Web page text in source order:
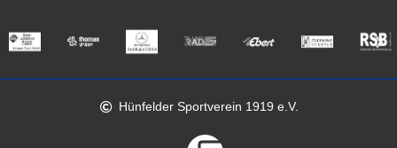
Hünfelder Sportverein 1919 e.V.